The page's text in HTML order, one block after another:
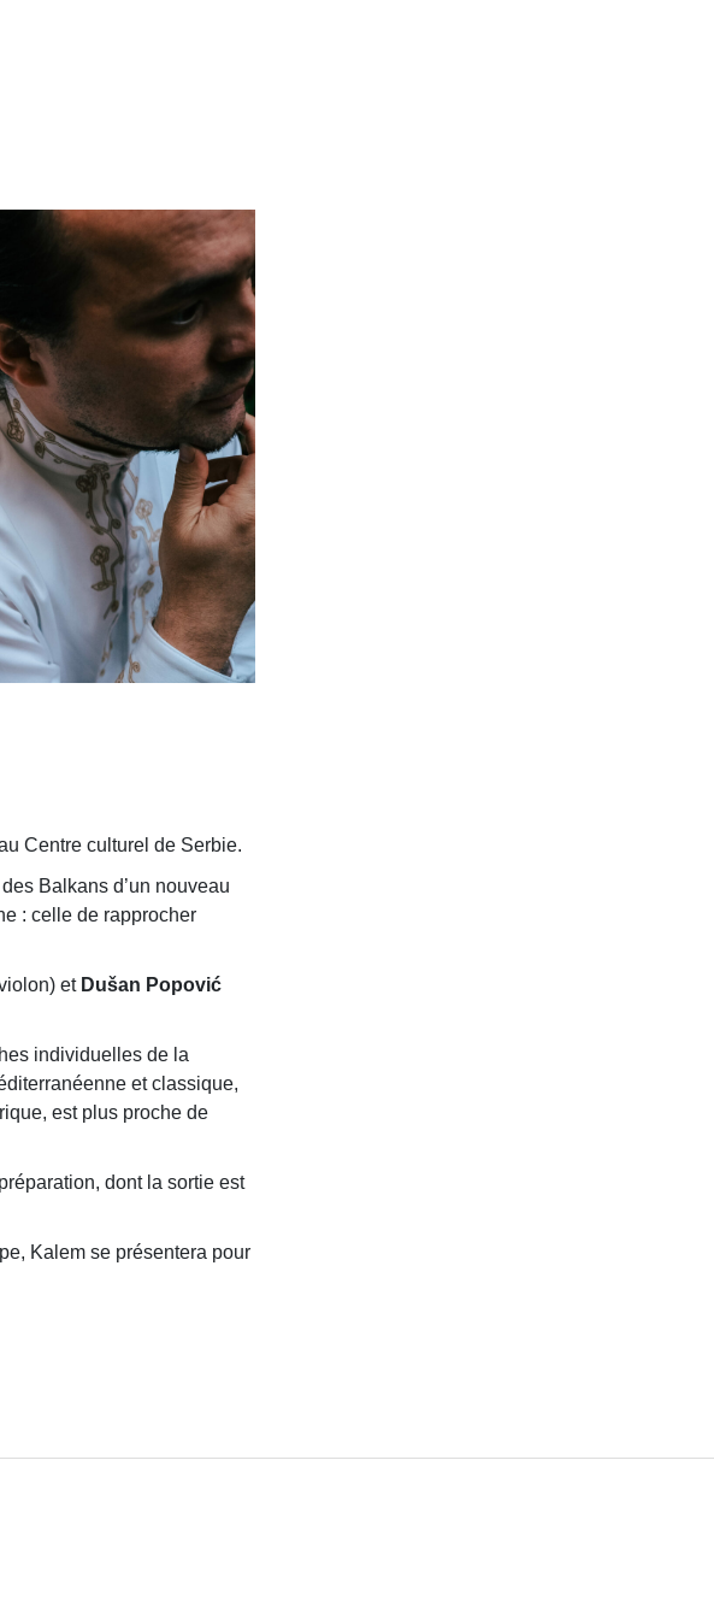
Centre culturel de Serbie.
Balkans d’un nouveau
: celle de rapprocher
et Dušan Popović
individuelles de la
et classique,
est plus proche de
dont la sortie est
Kalem se présentera pour